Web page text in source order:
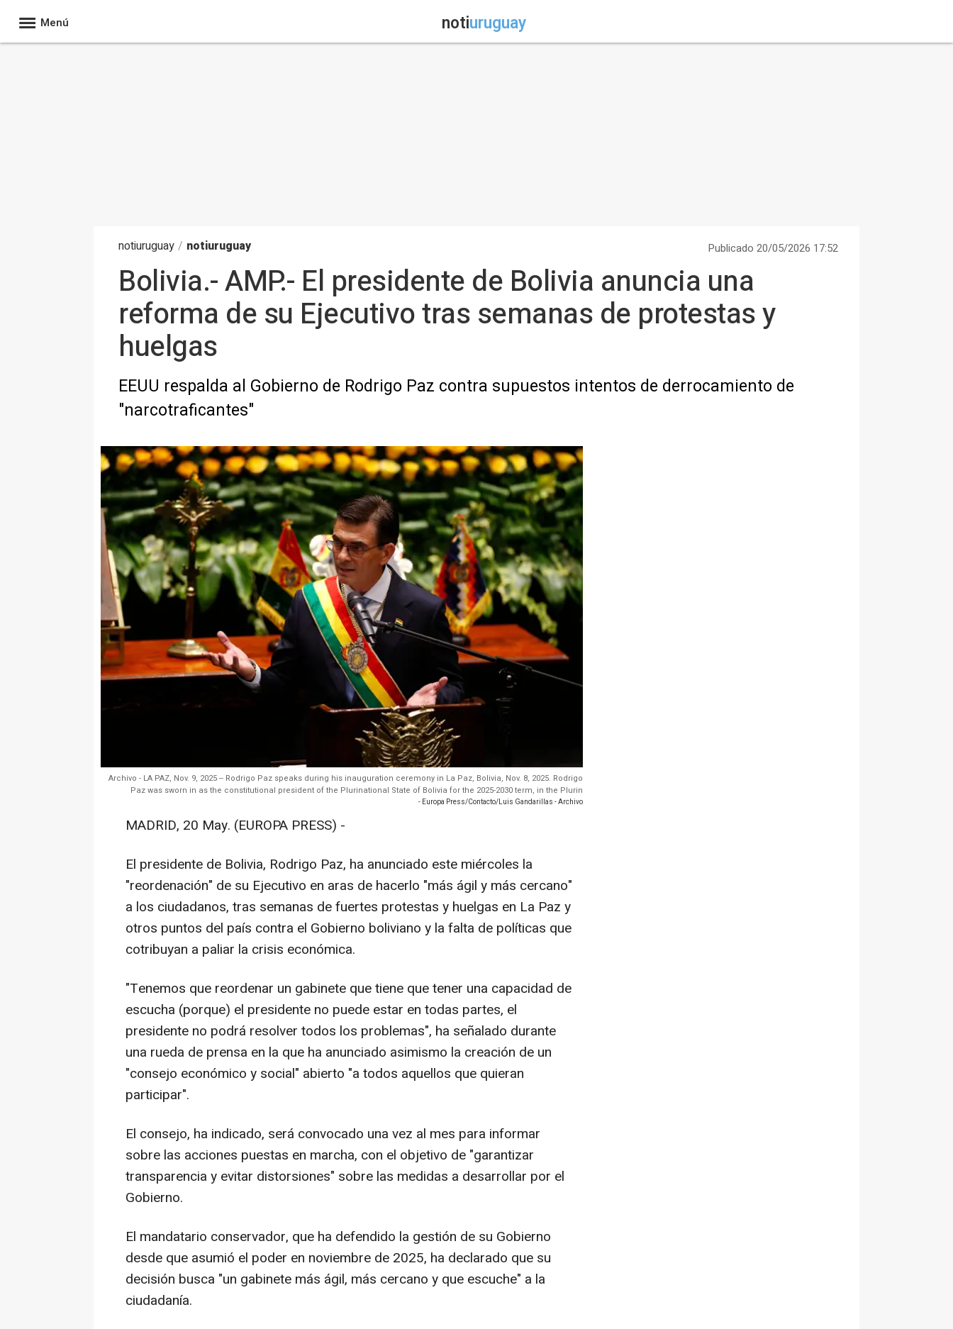
Menú notiuruguay
notiuruguay / notiuruguay Publicado 20/05/2026 17:52
Bolivia.- AMP.- El presidente de Bolivia anuncia una
reforma de su Ejecutivo tras semanas de protestas y
huelgas
EEUU respalda al Gobierno de Rodrigo Paz contra supuestos intentos de derrocamiento de
"narcotraficantes"
Archivo - LA PAZ, Nov. 9, 2025 -- Rodrigo Paz speaks during his inauguration ceremony in La Paz, Bolivia, Nov. 8, 2025. Rodrigo
Paz was sworn in as the constitutional president of the Plurinational State of Bolivia for the 2025-2030 term, in the Plurin
- Europa Press/Contacto/Luis Gandarillas - Archivo
MADRID, 20 May. (EUROPA PRESS) -
El presidente de Bolivia, Rodrigo Paz, ha anunciado este miércoles la
"reordenación" de su Ejecutivo en aras de hacerlo "más ágil y más cercano"
a los ciudadanos, tras semanas de fuertes protestas y huelgas en La Paz y
otros puntos del país contra el Gobierno boliviano y la falta de políticas que
cotribuyan a paliar la crisis económica.
"Tenemos que reordenar un gabinete que tiene que tener una capacidad de
escucha (porque) el presidente no puede estar en todas partes, el
presidente no podrá resolver todos los problemas", ha señalado durante
una rueda de prensa en la que ha anunciado asimismo la creación de un
"consejo económico y social" abierto "a todos aquellos que quieran
participar".
El consejo, ha indicado, será convocado una vez al mes para informar
sobre las acciones puestas en marcha, con el objetivo de "garantizar
transparencia y evitar distorsiones" sobre las medidas a desarrollar por el
Gobierno.
El mandatario conservador, que ha defendido la gestión de su Gobierno
desde que asumió el poder en noviembre de 2025, ha declarado que su
decisión busca "un gabinete más ágil, más cercano y que escuche" a la
ciudadanía.